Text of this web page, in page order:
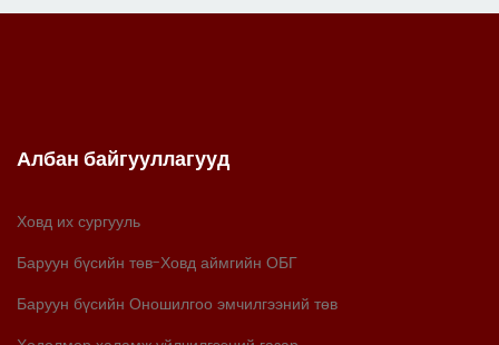
Албан байгууллагууд
Ховд их сургууль
Баруун бүсийн төв-Ховд аймгийн ОБГ
Баруун бүсийн Оношилгоо эмчилгээний төв